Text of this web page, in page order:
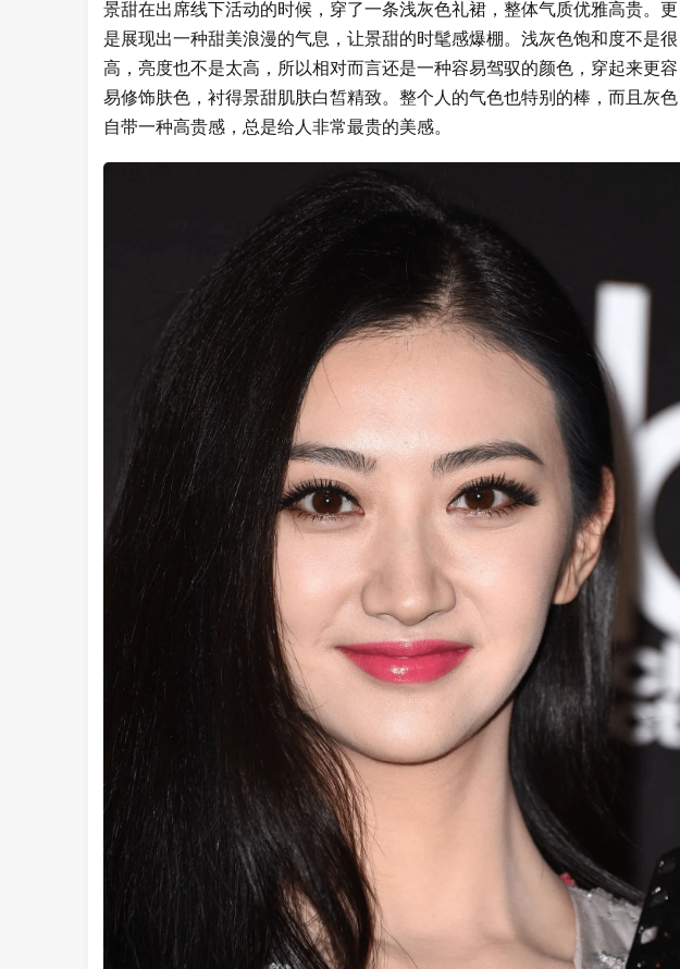
景甜在出席线下活动的时候，穿了一条浅灰色礼裙，整体气质优雅高贵。更
是展现出一种甜美浪漫的气息，让景甜的时髦感爆棚。浅灰色饱和度不是很
高，亮度也不是太高，所以相对而言还是一种容易驾驭的颜色，穿起来更容
易修饰肤色，衬得景甜肌肤白皙精致。整个人的气色也特别的棒，而且灰色
自带一种高贵感，总是给人非常最贵的美感。